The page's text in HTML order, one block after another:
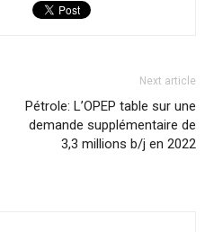
Next article
Pétrole: L’OPEP table sur une
demande supplémentaire de
3,3 millions b/j en 2022